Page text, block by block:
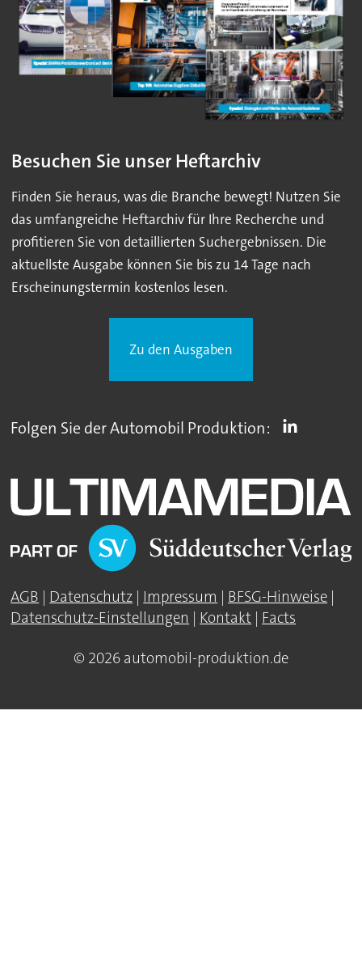
Besuchen Sie unser Heftarchiv
Finden Sie heraus, was die Branche bewegt! Nutzen Sie
das umfangreiche Heftarchiv für Ihre Recherche und
profitieren Sie von detaillierten Suchergebnissen. Die
aktuellste Ausgabe können Sie bis zu 14 Tage nach
Erscheinungstermin kostenlos lesen.
Zu den Ausgaben
Folgen Sie der Automobil Produktion:
AGB | Datenschutz | Impressum | BFSG-Hinweise |
Datenschutz-Einstellungen | Kontakt | Facts
© 2026 automobil-produktion.de